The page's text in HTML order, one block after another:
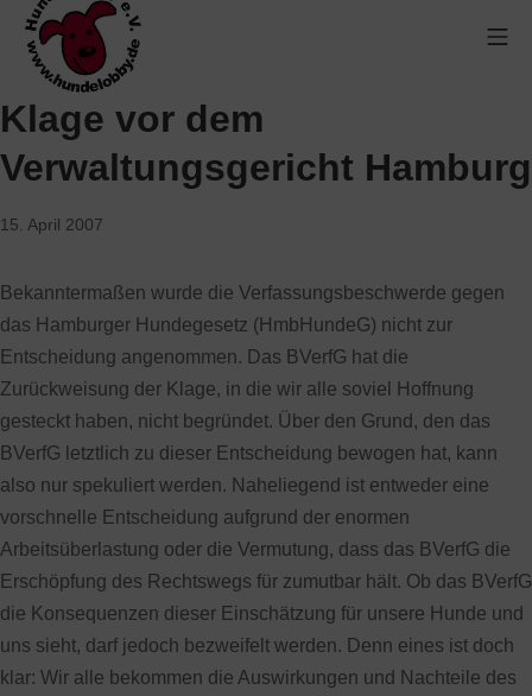
Klage vor dem
Verwaltungsgericht Hamburg
15. April 2007
Bekanntermaßen wurde die Verfassungsbeschwerde gegen
das Hamburger Hundegesetz (HmbHundeG) nicht zur
Entscheidung angenommen. Das BVerfG hat die
Zurückweisung der Klage, in die wir alle soviel Hoffnung
gesteckt haben, nicht begründet. Über den Grund, den das
BVerfG letztlich zu dieser Entscheidung bewogen hat, kann
also nur spekuliert werden. Naheliegend ist entweder eine
vorschnelle Entscheidung aufgrund der enormen
Arbeitsüberlastung oder die Vermutung, dass das BVerfG die
Erschöpfung des Rechtswegs für zumutbar hält. Ob das BVerfG
die Konsequenzen dieser Einschätzung für unsere Hunde und
uns sieht, darf jedoch bezweifelt werden. Denn eines ist doch
klar: Wir alle bekommen die Auswirkungen und Nachteile des